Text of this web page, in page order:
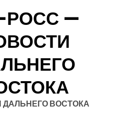
—
ВОСТОКА